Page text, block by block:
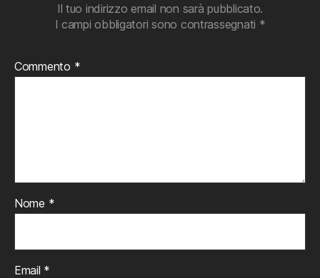
Il tuo indirizzo email non sarà pubblicato.
I campi obbligatori sono contrassegnati *
Commento *
Nome *
Email *